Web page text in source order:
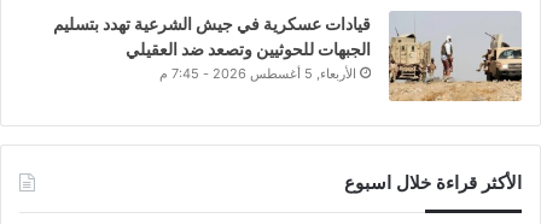
قيادات عسكرية في جيش الشرعية تهدد بتسليم
الجبهات للحوثيين وتصعد ضد العقيلي
الأربعاء, 5 أغسطس 2026 - 7:45 م
الأكثر قراءة خلال اسبوع